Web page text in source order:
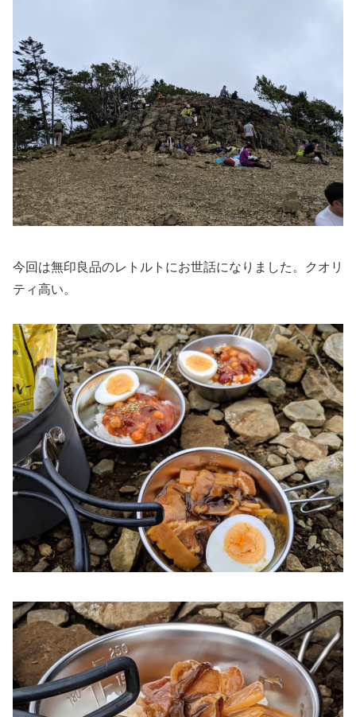
今回は無印良品のレトルトにお世話になりました。クオリ
ティ高い。